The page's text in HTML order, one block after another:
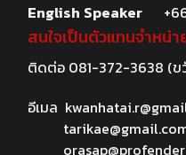
English Speaker
สนใจเป็นตัวแทนจำหน่า
ติดต่อ 081-372-3638 (
อีเมล